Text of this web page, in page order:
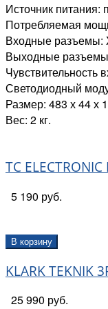
Источник питания:
Потребляемая
Входные разъемы:
Выходные
Чувствительность
Светодиодный
Размер: 483 х 44 х
Вес: 2 кг.
TC
5 190 руб.
В корзину
KLARK TEKNIK
25 990 руб.